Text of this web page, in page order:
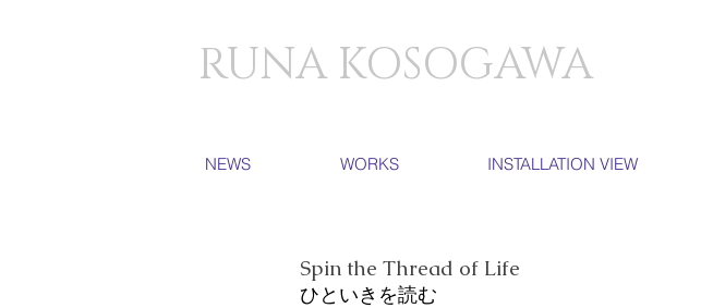
​RUNA KOSOGAWA
NEWS WORKS INSTALLATION VIEW
Spin the Thread of Life
ひといきを読む